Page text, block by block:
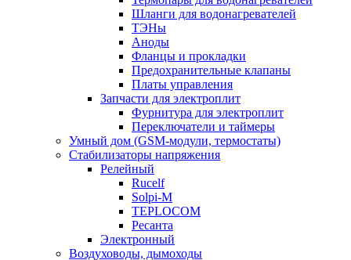
Шланги для водонагревателей
ТЭНы
Аноды
Фланцы и прокладки
Предохранительные клапаны
Платы управления
Запчасти для электроплит
Фурнитура для электроплит
Переключатели и таймеры
Умный дом (GSM-модули, термостаты)
Cтабилизаторы напряжения
Релейный
Rucelf
Solpi-M
TEPLOCOM
Ресанта
Электронный
Воздуховоды, дымоходы